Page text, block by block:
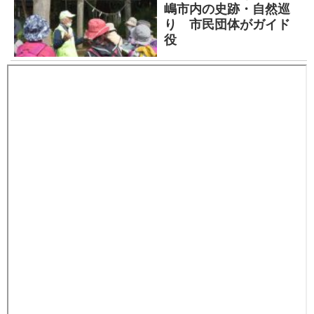
嶋市内の史跡・自然巡
り 市民団体がガイド
役